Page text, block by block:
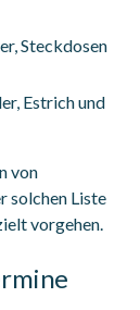
Steckdosen
Estrich und
von
solchen Liste
vorgehen.